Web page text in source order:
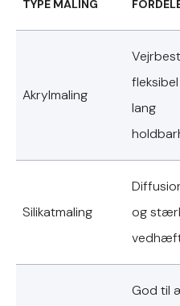
TYPE MALING
Akrylmaling
lang
Silikatmaling
og
God til